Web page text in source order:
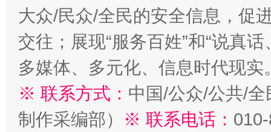
大众/民众/全民的安全信息，促
交往；展现“服务百姓”和“说真
多媒体、多元化、信息时代现实
※ 联系方式： 中国/公众/公共/
制作采编部）
※ 联系电话：